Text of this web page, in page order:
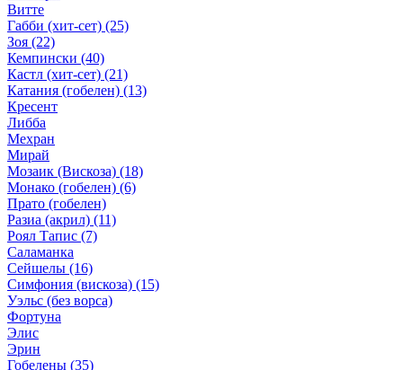
Витте
Габби (хит-сет) (25)
Зоя (22)
Кемпински (40)
Кастл (хит-сет) (21)
Катания (гобелен) (13)
Кресент
Либба
Мехран
Мирай
Мозаик (Вискоза) (18)
Монако (гобелен) (6)
Прато (гобелен)
Разиа (акрил) (11)
Роял Тапис (7)
Саламанка
Сейшелы (16)
Симфония (вискоза) (15)
Уэльс (без ворса)
Фортуна
Элис
Эрин
Гобелены (35)